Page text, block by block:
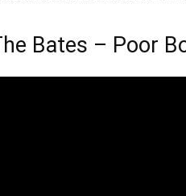
Bates – Poor